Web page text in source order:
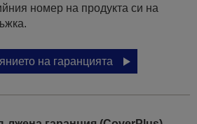
номер на продукта си на
на гаранцията